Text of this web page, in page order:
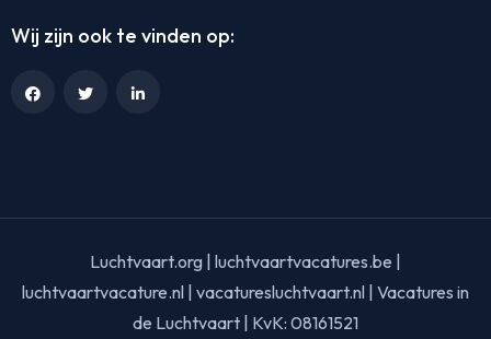
Wij zijn ook te vinden op:
Luchtvaart.org | luchtvaartvacatures.be |
luchtvaartvacature.nl | vacaturesluchtvaart.nl | Vacatures in
de Luchtvaart | KvK: 08161521